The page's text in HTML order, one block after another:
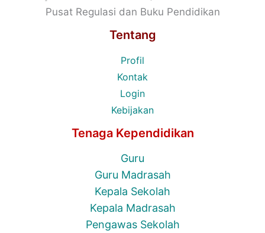
Pusat Regulasi dan Buku Pendidikan
Tentang
Profil
Kontak
Login
Kebijakan
Tenaga Kependidikan
Guru
Guru Madrasah
Kepala Sekolah
Kepala Madrasah
Pengawas Sekolah